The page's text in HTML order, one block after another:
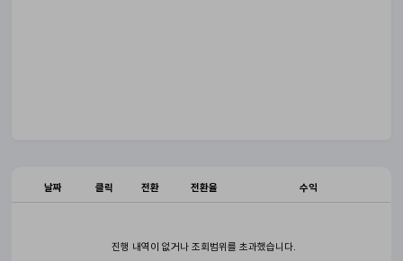
날짜 클릭 전환 전환율 수익
진행 내역이 없거나 조회범위를 초과했습니다.